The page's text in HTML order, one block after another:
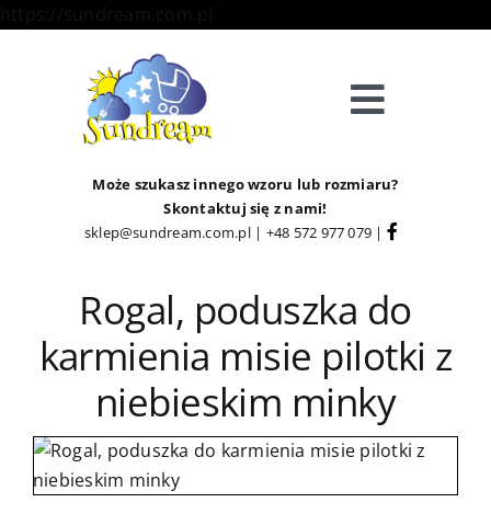
Toggle
Kategorie
Strefa Klienta
O Nas
Może szukasz innego wzoru lub rozmiaru?
Skontaktuj się z nami!
sklep@sundream.com.pl| +48 572 977 079 |
Rogal, poduszka do
karmienia misie pilotki z
niebieskim minky